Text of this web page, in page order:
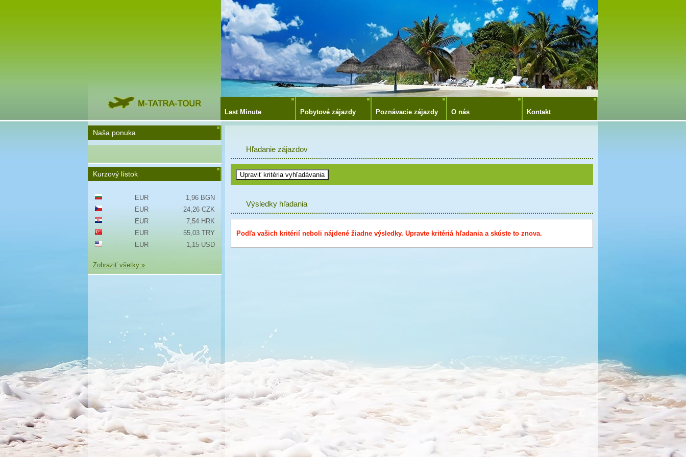
Last Minute Pobytové zájazdy Poznávacie zájazdy O nás Kontakt
Hľadanie zájazdov
Výsledky hľadania
Podľa vašich kritérií neboli nájdené žiadne výsledky. Upravte kritériá hľadania a skúste to znova.
Naša ponuka
Kurzový lístok
EUR
1,96 BGN
EUR
24,26 CZK
EUR
7,54 HRK
EUR
55,03 TRY
EUR
1,15 USD
Zobraziť všetky »